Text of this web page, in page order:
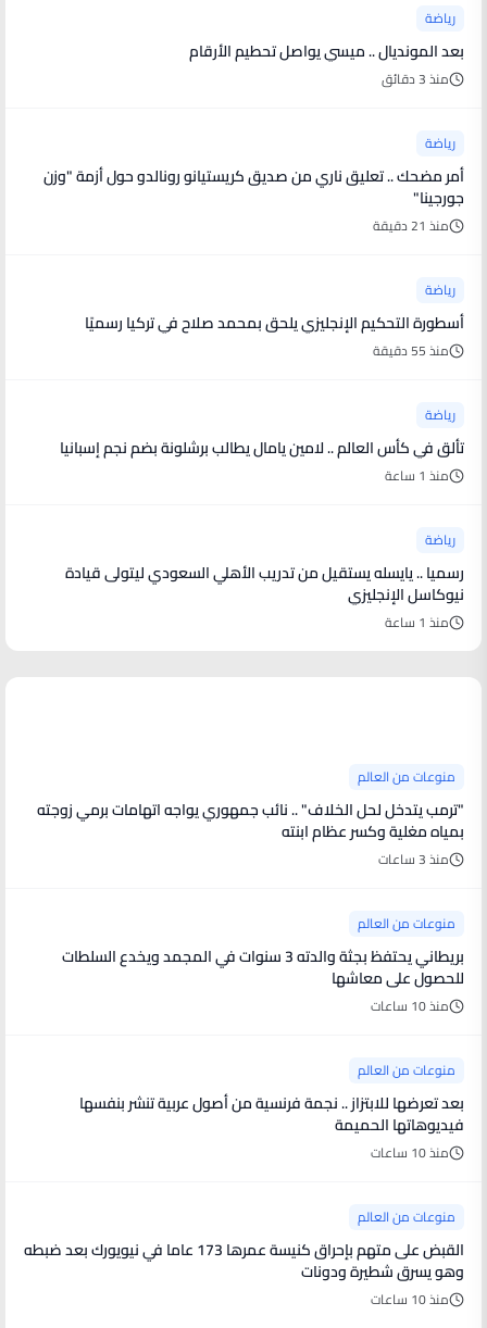
رياضة
بعد المونديال .. ميسي يواصل تحطيم الأرقام
منذ 3 دقائق
رياضة
أمر مضحك .. تعليق ناري من صديق كريستيانو رونالدو حول أزمة "وزن
جورجينا"
منذ 21 دقيقة
رياضة
أسطورة التحكيم الإنجليزي يلحق بمحمد صلاح في تركيا رسميًا
منذ 55 دقيقة
رياضة
تألق في كأس العالم .. لامين يامال يطالب برشلونة بضم نجم إسبانيا
منذ 1 ساعة
رياضة
رسميا .. يايسله يستقيل من تدريب الأهلي السعودي ليتولى قيادة
نيوكاسل الإنجليزي
منذ 1 ساعة
منوعات من العالم
"ترمب يتدخل لحل الخلاف" .. نائب جمهوري يواجه اتهامات برمي زوجته
بمياه مغلية وكسر عظام ابنته
منذ 3 ساعات
منوعات من العالم
بريطاني يحتفظ بجثة والدته 3 سنوات في المجمد ويخدع السلطات
للحصول على معاشها
منذ 10 ساعات
منوعات من العالم
بعد تعرضها للابتزاز .. نجمة فرنسية من أصول عربية تنشر بنفسها
فيديوهاتها الحميمة
منذ 10 ساعات
منوعات من العالم
القبض على متهم بإحراق كنيسة عمرها 173 عاما في نيويورك بعد ضبطه
وهو يسرق شطيرة ودونات
منذ 10 ساعات